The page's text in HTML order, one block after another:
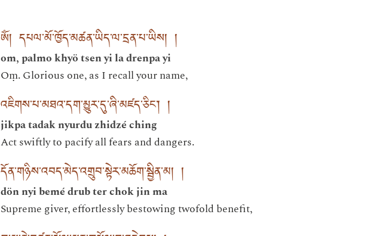
ཨོཾ། དཔལ་མོ་ཁྱོད་མཚན་ཡིད་ལ་དྲན་པ་ཡིས། །
om, palmo khyö tsen yi la drenpa yi
Oṃ. Glorious one, as I recall your name,
འཇིགས་པ་མཐའ་དག་མྱུར་དུ་ཞི་མཛད་ཅིང་། །
jikpa tadak nyurdu zhidzé ching
Act swiftly to pacify all fears and dangers.
དོན་གཉིས་འབད་མེད་འགྲུབ་སྟེར་མཆོག་སྦྱིན་མ། །
dön nyi bemé drub ter chok jin ma
Supreme giver, effortlessly bestowing twofold benefit,